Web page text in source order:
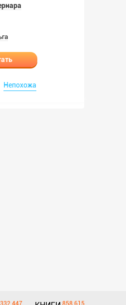
Непохожа
332 447 858 615